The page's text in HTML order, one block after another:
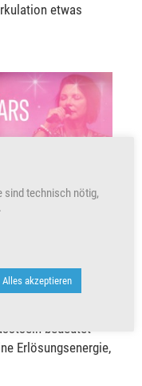
etwas
bedeutet
Erlösungsenergie,
sind technisch nötig,
Alles akzeptieren